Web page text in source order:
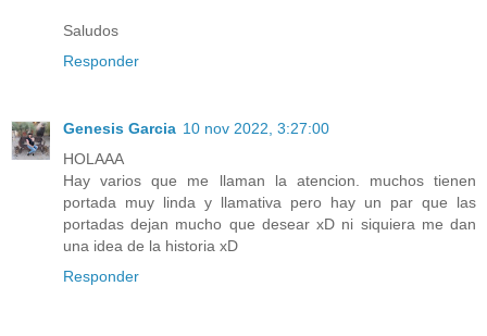
Saludos
Responder
Genesis Garcia 10 nov 2022, 3:27:00
HOLAAA
Hay varios que me llaman la atencion. muchos tienen
portada muy linda y llamativa pero hay un par que las
portadas dejan mucho que desear xD ni siquiera me dan
una idea de la historia xD
Responder